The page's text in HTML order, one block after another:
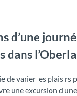
d’une
dans
de varier les plaisirs
une excursion